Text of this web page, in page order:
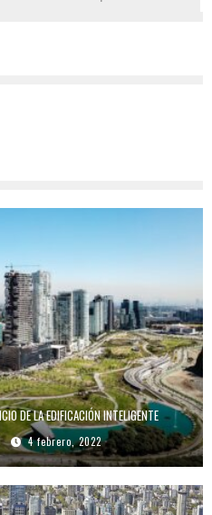
DE LA EDIFICACIÓN INTELIGENTE
4 febrero, 2022